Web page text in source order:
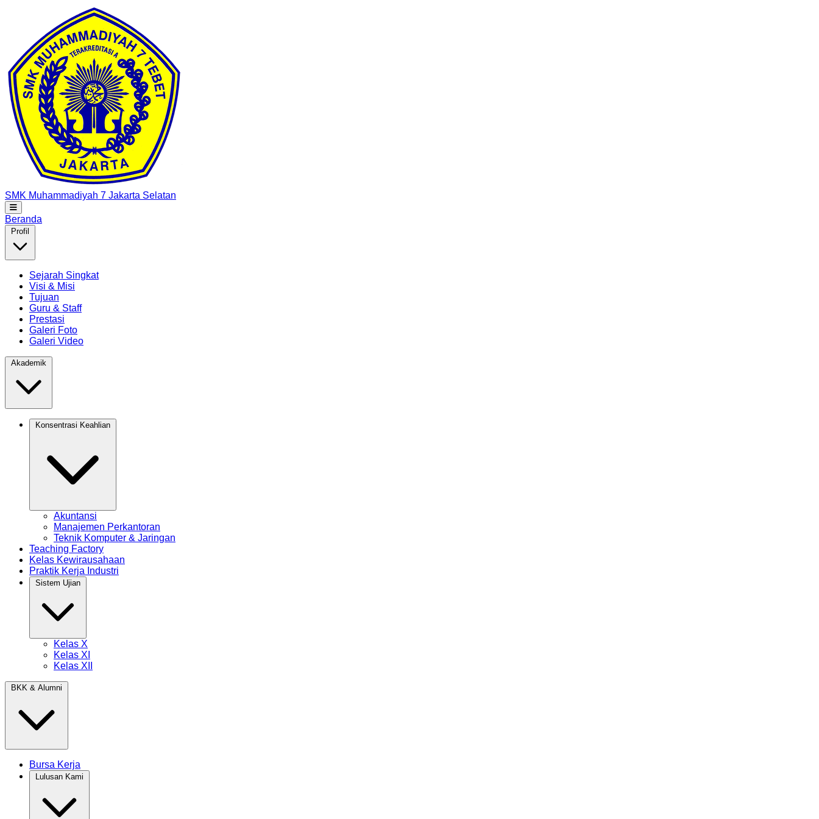
SMK Muhammadiyah 7 Jakarta Selatan
Beranda
Sejarah Singkat
Visi & Misi
Tujuan
Guru & Staff
Prestasi
Galeri Foto
Galeri Video
Akuntansi
Manajemen Perkantoran
Teknik Komputer & Jaringan
Teaching Factory
Kelas Kewirausahaan
Praktik Kerja Industri
Kelas X
Kelas XI
Kelas XII
Bursa Kerja